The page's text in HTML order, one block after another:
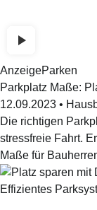
AnzeigeParken
Parkplatz Maße:
12.09.2023 •
Die richtigen
stressfreie Fahrt.
Maße für